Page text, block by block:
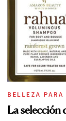
BELLEZA PARA
La selección